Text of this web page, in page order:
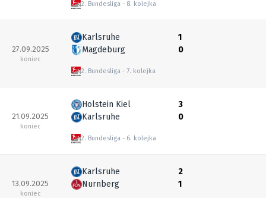
2. Bundesliga 8. kolejka
27.09.2025
koniec
Karlsruhe
Magdeburg
2. Bundesliga 7. kolejka
1
0
21.09.2025
koniec
Holstein Kiel
Karlsruhe
2. Bundesliga 6. kolejka
3
0
13.09.2025
koniec
Karlsruhe
Nurnberg
2
1